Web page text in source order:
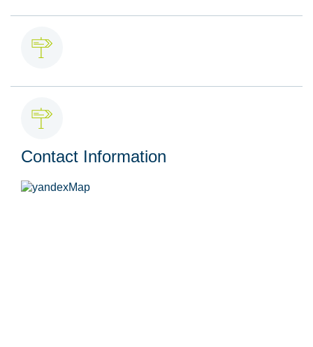
Contact Information